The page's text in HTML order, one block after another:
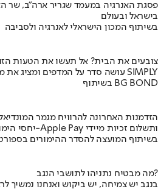
פסגת האנרגיה במעמד שגריר ארה"ב, שר
בישראל ובעולם
בשיתוף המכון הישראלי לאנרגיה ולסביבה
צובעים את הבית? אל תעשו את הטעות הזו
מומחה BG BOND עושה סדר על המדפים ומציג את מותג הצבע SIMPLY
בשיתוף BG BOND
הזדמנות האחרונה להרוויח מגמר
יחסי הימור משופרים, הפקדות ב-Apple Pay ותשלום זכיות מיידי
בשיתוף המועצה להסדר ההימורים
מה מבטיח נתניהו לתושבי הנגב?
בנגב יש צמיחה, יש ביקוש ואנחנו נמשיך